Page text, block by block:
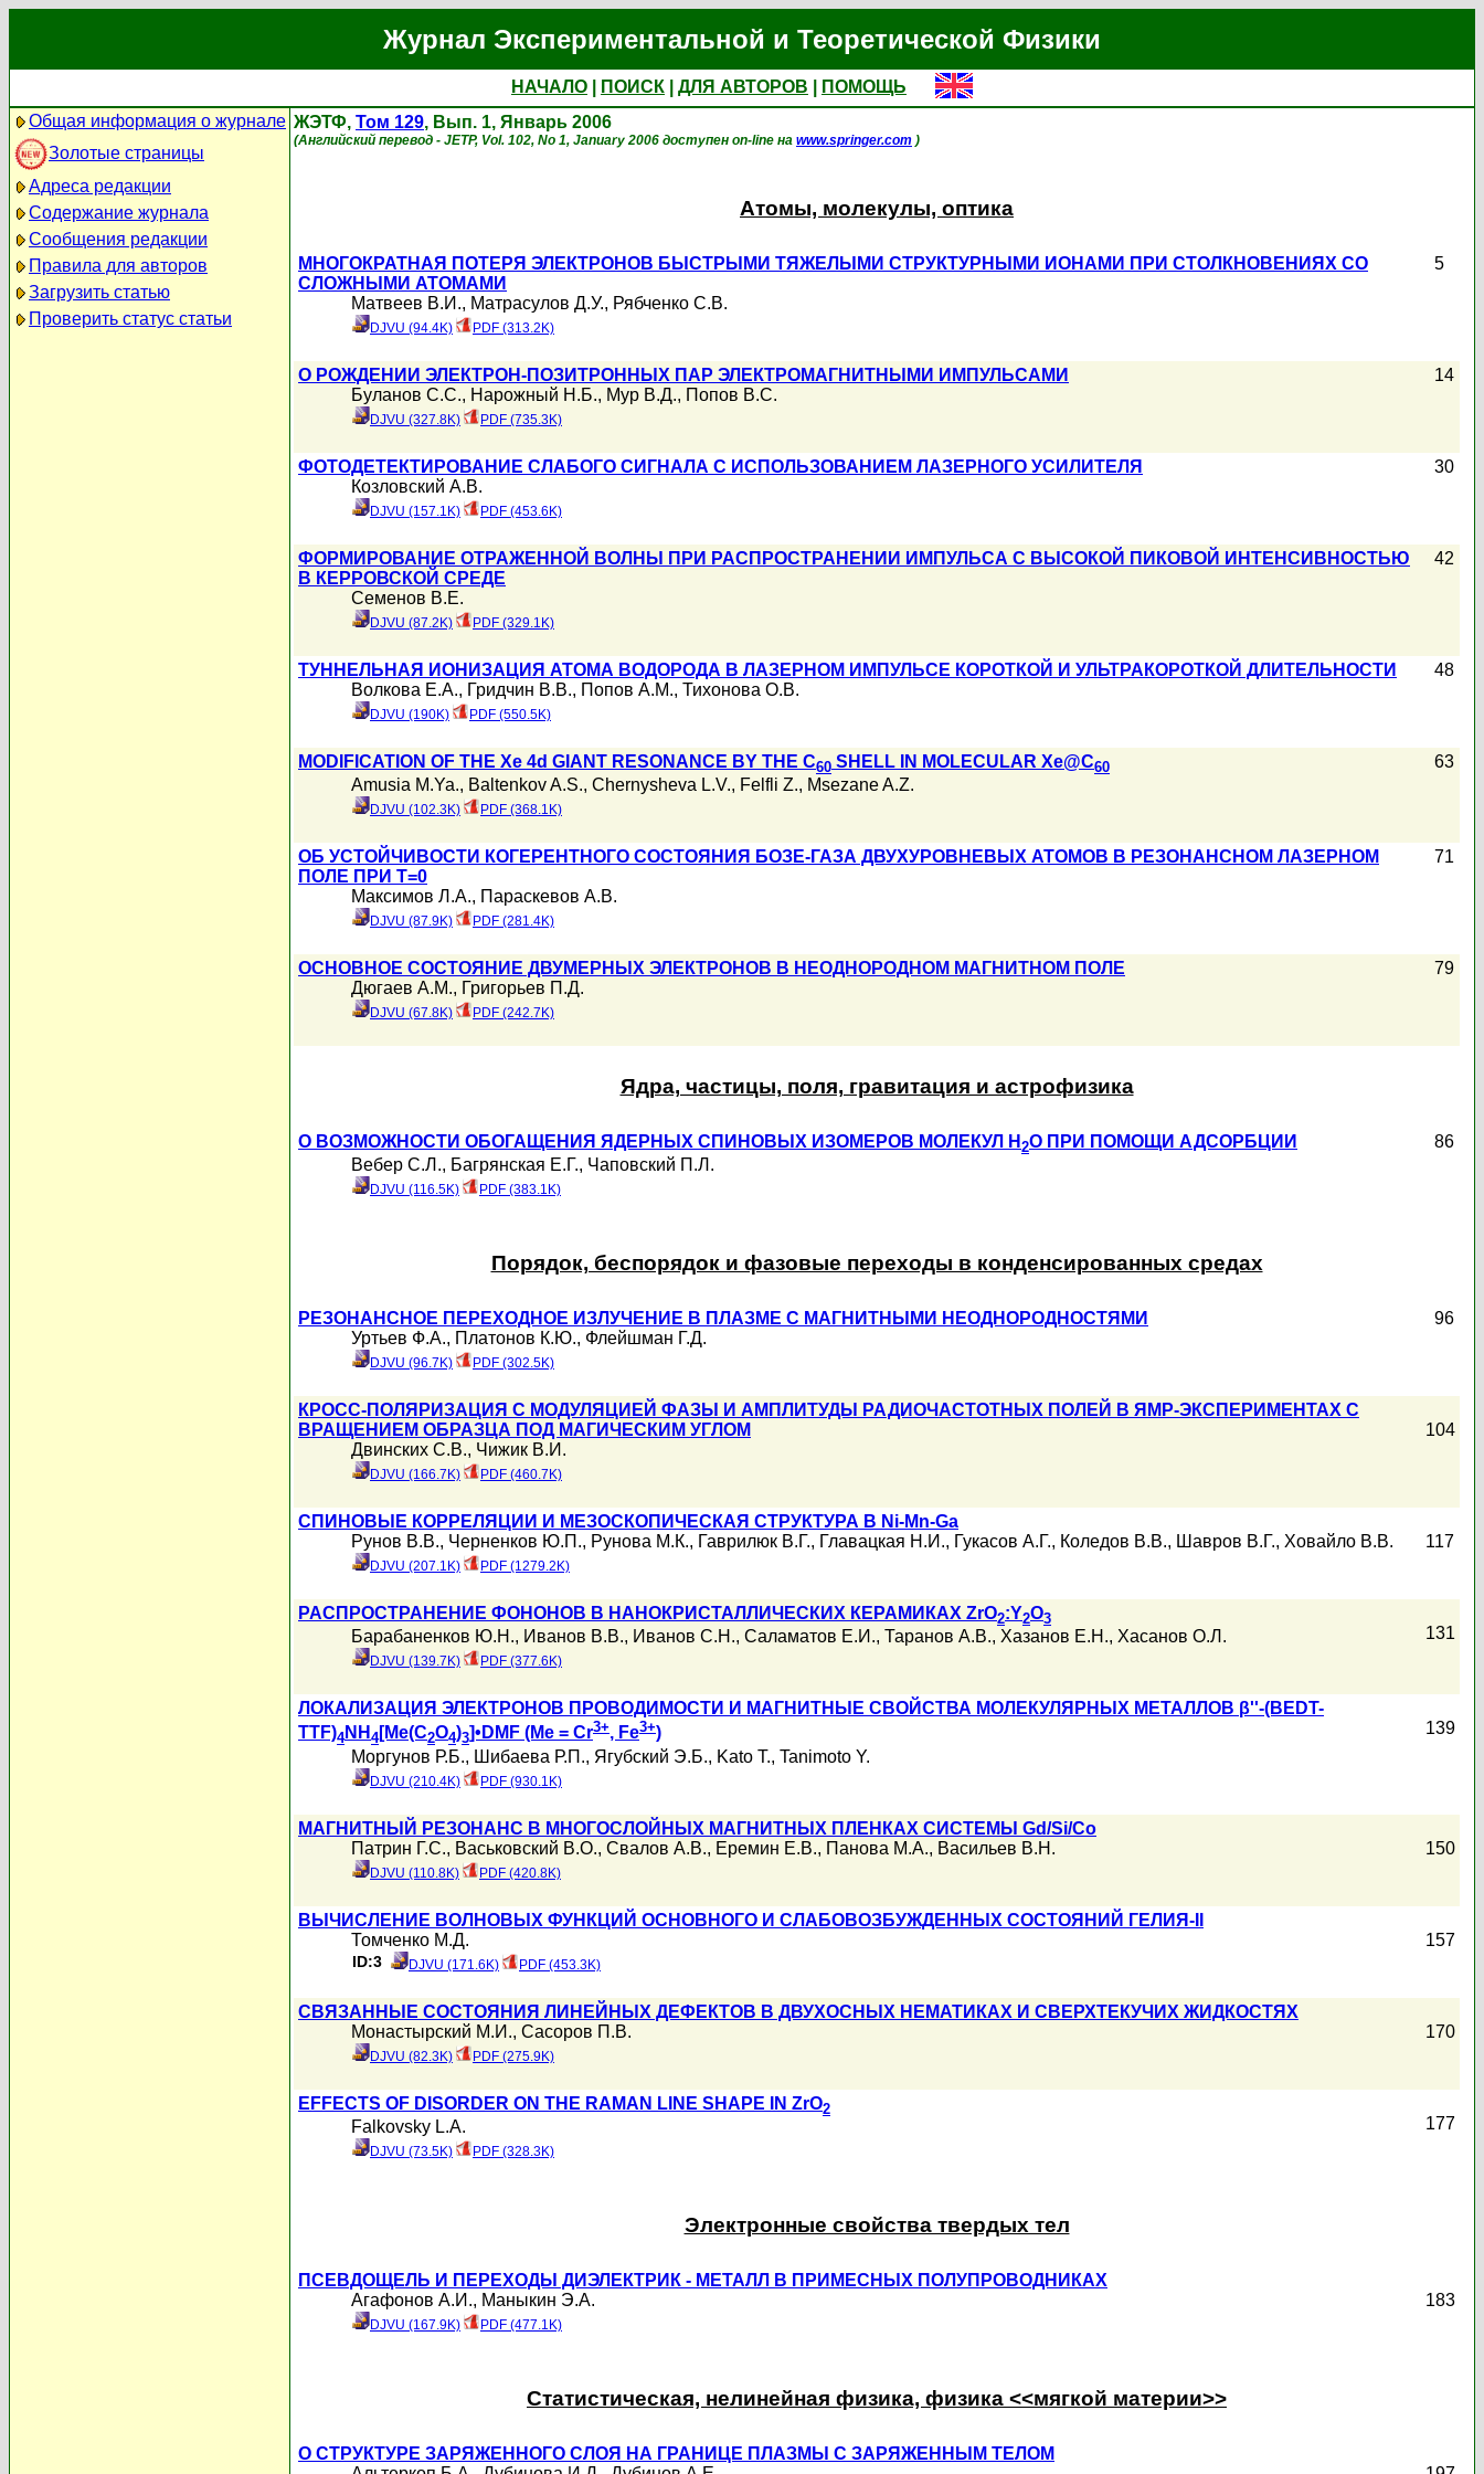
Журнал Экспериментальной и Теоретической Физики
НАЧАЛО ПОИСК ДЛЯ АВТОРОВ
ПОМОЩЬ
Общая информация о журнале
Золотые страницы
Адреса редакции
Содержание журнала
Сообщения редакции
Правила для авторов
Загрузить статью
Проверить статус статьи
ЖЭТФ, Том 129, Вып. 1, Январь 2006
(Английский перевод - JETP, Vol. 102, No 1, January 2006 доступен on-line на www.springer.com )
Атомы, молекулы, оптика
МНОГОКРАТНАЯ ПОТЕРЯ ЭЛЕКТРОНОВ БЫСТРЫМИ ТЯЖЕЛЫМИ СТРУКТУРНЫМИ ИОНАМИ ПРИ СТОЛКНОВЕНИЯХ СО
СЛОЖНЫМИ АТОМАМИ
Матвеев В.И., Матрасулов Д.У., Рябченко С.В.
DJVU (94.4K) PDF (313.2K)
5
О РОЖДЕНИИ ЭЛЕКТРОН-ПОЗИТРОННЫХ ПАР ЭЛЕКТРОМАГНИТНЫМИ ИМПУЛЬСАМИ
Буланов С.С., Нарожный Н.Б., Мур В.Д., Попов В.С.
DJVU (327.8K) PDF (735.3K)
14
ФОТОДЕТЕКТИРОВАНИЕ СЛАБОГО СИГНАЛА С ИСПОЛЬЗОВАНИЕМ ЛАЗЕРНОГО УСИЛИТЕЛЯ
Козловский А.В.
DJVU (157.1K) PDF (453.6K)
30
ФОРМИРОВАНИЕ ОТРАЖЕННОЙ ВОЛНЫ ПРИ РАСПРОСТРАНЕНИИ ИМПУЛЬСА С ВЫСОКОЙ ПИКОВОЙ ИНТЕНСИВНОСТЬЮ
В КЕРРОВСКОЙ СРЕДЕ
Семенов В.Е.
DJVU (87.2K) PDF (329.1K)
42
ТУННЕЛЬНАЯ ИОНИЗАЦИЯ АТОМА ВОДОРОДА В ЛАЗЕРНОМ ИМПУЛЬСЕ КОРОТКОЙ И УЛЬТРАКОРОТКОЙ ДЛИТЕЛЬНОСТИ
Волкова Е.А., Гридчин В.В., Попов А.М., Тихонова О.В.
DJVU (190K) PDF (550.5K)
48
MODIFICATION OF THE Xe 4d GIANT RESONANCE BY THE C60 SHELL IN MOLECULAR Xe@C60
Amusia M.Ya., Baltenkov A.S., Chernysheva L.V., Felfli Z., Msezane A.Z.
DJVU (102.3K) PDF (368.1K)
63
ОБ УСТОЙЧИВОСТИ КОГЕРЕНТНОГО СОСТОЯНИЯ БОЗЕ-ГАЗА ДВУХУРОВНЕВЫХ АТОМОВ В РЕЗОНАНСНОМ ЛАЗЕРНОМ
ПОЛЕ ПРИ T=0
Максимов Л.А., Параскевов А.В.
DJVU (87.9K) PDF (281.4K)
71
ОСНОВНОЕ СОСТОЯНИЕ ДВУМЕРНЫХ ЭЛЕКТРОНОВ В НЕОДНОРОДНОМ МАГНИТНОМ ПОЛЕ
Дюгаев А.М., Григорьев П.Д.
DJVU (67.8K) PDF (242.7K)
79
Ядра, частицы, поля, гравитация и астрофизика
О ВОЗМОЖНОСТИ ОБОГАЩЕНИЯ ЯДЕРНЫХ СПИНОВЫХ ИЗОМЕРОВ МОЛЕКУЛ H 2O ПРИ ПОМОЩИ АДСОРБЦИИ
Вебер С.Л., Багрянская Е.Г., Чаповский П.Л.
DJVU (116.5K) PDF (383.1K)
86
Порядок, беспорядок и фазовые переходы в конденсированных средах
РЕЗОНАНСНОЕ ПЕРЕХОДНОЕ ИЗЛУЧЕНИЕ В ПЛАЗМЕ С МАГНИТНЫМИ НЕОДНОРОДНОСТЯМИ
Уртьев Ф.А., Платонов К.Ю., Флейшман Г.Д.
DJVU (96.7K) PDF (302.5K)
96
КРОСС-ПОЛЯРИЗАЦИЯ С МОДУЛЯЦИЕЙ ФАЗЫ И АМПЛИТУДЫ РАДИОЧАСТОТНЫХ ПОЛЕЙ В ЯМР-ЭКСПЕРИМЕНТАХ С
ВРАЩЕНИЕМ ОБРАЗЦА ПОД МАГИЧЕСКИМ УГЛОМ
Двинских С.В., Чижик В.И.
DJVU (166.7K) PDF (460.7K)
104
СПИНОВЫЕ КОРРЕЛЯЦИИ И МЕЗОСКОПИЧЕСКАЯ СТРУКТУРА В Ni-Mn-Ga
Рунов В.В., Черненков Ю.П., Рунова М.К., Гаврилюк В.Г., Главацкая Н.И., Гукасов А.Г., Коледов В.В., Шавров В.Г., Ховайло В.В.
DJVU (207.1K) PDF (1279.2K)
117
РАСПРОСТРАНЕНИЕ ФОНОНОВ В НАНОКРИСТАЛЛИЧЕСКИХ КЕРАМИКАХ ZrO2:Y2O3
Барабаненков Ю.Н., Иванов В.В., Иванов С.Н., Саламатов Е.И., Таранов А.В., Хазанов Е.Н., Хасанов О.Л.
DJVU (139.7K) PDF (377.6K)
131
ЛОКАЛИЗАЦИЯ ЭЛЕКТРОНОВ ПРОВОДИМОСТИ И МАГНИТНЫЕ СВОЙСТВА МОЛЕКУЛЯРНЫХ МЕТАЛЛОВ β''-(BEDT-
TTF)4 NH 4 [Me(C2O4)3]•DMF (Me = Cr3+, Fe3+)
Моргунов Р.Б., Шибаева Р.П., Ягубский Э.Б., Kato T., Tanimoto Y.
DJVU (210.4K) PDF (930.1K)
139
МАГНИТНЫЙ РЕЗОНАНС В МНОГОСЛОЙНЫХ МАГНИТНЫХ ПЛЕНКАХ СИСТЕМЫ Gd/Si/Co
Патрин Г.С., Васьковский В.О., Свалов А.В., Еремин Е.В., Панова М.А., Васильев В.Н.
DJVU (110.8K) PDF (420.8K)
150
ВЫЧИСЛЕНИЕ ВОЛНОВЫХ ФУНКЦИЙ ОСНОВНОГО И СЛАБОВОЗБУЖДЕННЫХ СОСТОЯНИЙ ГЕЛИЯ-II
Томченко М.Д.
ID:3 DJVU (171.6K) PDF (453.3K)
157
СВЯЗАННЫЕ СОСТОЯНИЯ ЛИНЕЙНЫХ ДЕФЕКТОВ В ДВУХОСНЫХ НЕМАТИКАХ И СВЕРХТЕКУЧИХ ЖИДКОСТЯХ
Монастырский М.И., Сасоров П.В.
DJVU (82.3K) PDF (275.9K)
170
EFFECTS OF DISORDER ON THE RAMAN LINE SHAPE IN ZrO2
Falkovsky L.A.
DJVU (73.5K) PDF (328.3K)
177
Электронные свойства твердых тел
ПСЕВДОЩЕЛЬ И ПЕРЕХОДЫ ДИЭЛЕКТРИК - МЕТАЛЛ В ПРИМЕСНЫХ ПОЛУПРОВОДНИКАХ
Агафонов А.И., Маныкин Э.А.
DJVU (167.9K) PDF (477.1K)
183
Статистическая, нелинейная физика, физика <<мягкой материи>>
О СТРУКТУРЕ ЗАРЯЖЕННОГО СЛОЯ НА ГРАНИЦЕ ПЛАЗМЫ С ЗАРЯЖЕННЫМ ТЕЛОМ